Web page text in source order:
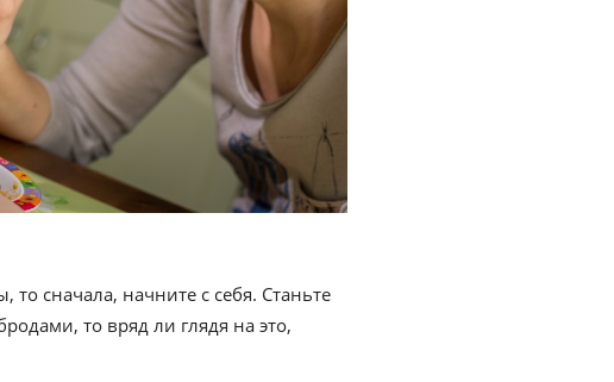
сначала, начните с себя. Станьте
то вряд ли глядя на это,